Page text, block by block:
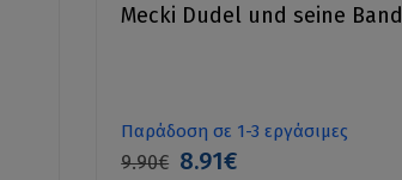
Mecki Dudel und seine Band
Παράδοση σε 1-3 εργάσιμες
9.90€ 8.91€